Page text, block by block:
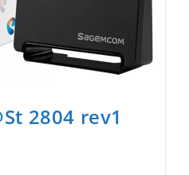
2804 rev1